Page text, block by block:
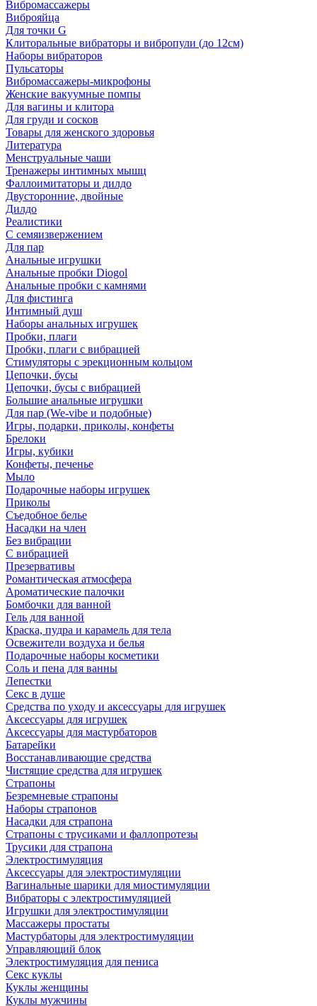
Вибромассажеры
Виброяйца
Для точки G
Клиторальные вибраторы и вибропули (до 12см)
Наборы вибраторов
Пульсаторы
Вибромассажеры-микрофоны
Женские вакуумные помпы
Для вагины и клитора
Для груди и сосков
Товары для женского здоровья
Литература
Менструальные чаши
Тренажеры интимных мышц
Фаллоимитаторы и дилдо
Двусторонние, двойные
Дилдо
Реалистики
С семяизвержением
Для пар
Анальные игрушки
Анальные пробки Diogol
Анальные пробки с камнями
Для фистинга
Интимный душ
Наборы анальных игрушек
Пробки, плаги
Пробки, плаги с вибрацией
Стимуляторы с эрекционным кольцом
Цепочки, бусы
Цепочки, бусы с вибрацией
Большие анальные игрушки
Для пар (We-vibe и подобные)
Игры, подарки, приколы, конфеты
Брелоки
Игры, кубики
Конфеты, печенье
Мыло
Подарочные наборы игрушек
Приколы
Съедобное белье
Насадки на член
Без вибрации
С вибрацией
Презервативы
Романтическая атмосфера
Ароматические палочки
Бомбочки для ванной
Гель для ванной
Краска, пудра и карамель для тела
Освежители воздуха и белья
Подарочные наборы косметики
Соль и пена для ванны
Лепестки
Секс в душе
Средства по уходу и аксессуары для игрушек
Аксессуары для игрушек
Аксессуары для мастурбаторов
Батарейки
Восстанавливающие средства
Чистящие средства для игрушек
Страпоны
Безремневые страпоны
Наборы страпонов
Насадки для страпона
Страпоны с трусиками и фаллопротезы
Трусики для страпона
Электростимуляция
Аксессуары для электростимуляции
Вагинальные шарики для миостимуляции
Вибраторы с электростимуляцией
Игрушки для электростимуляции
Массажеры простаты
Мастурбаторы для электростимуляции
Управляющий блок
Электростимуляция для пениса
Секс куклы
Куклы женщины
Куклы мужчины